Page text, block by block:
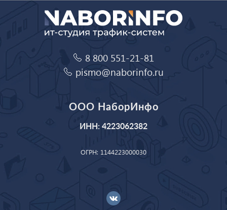
8 800 551-21-81
pismo@naborinfo.ru
ООО НаборИнфо
ИНН: 4223062382
ОГРН: 1144223000030